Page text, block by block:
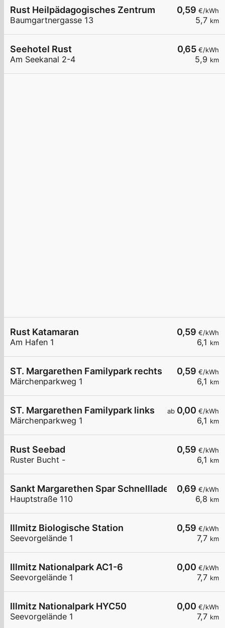
0,59 €/kWh
5,7 km
Rust Heilpädagogisches Zentrum
Baumgartnergasse 13
0,65 €/kWh
5,9 km
Seehotel Rust
Am Seekanal 2-4
0,59 €/kWh
6,1 km
Rust Katamaran
Am Hafen 1
0,59 €/kWh
6,1 km
ST. Margarethen Familypark rechts
Märchenparkweg 1
ab 0,00 €/kWh
6,1 km
ST. Margarethen Familypark links
Märchenparkweg 1
0,59 €/kWh
6,1 km
Rust Seebad
Ruster Bucht -
0,69 €/kWh
6,8 km
Sankt Margarethen Spar Schnelllader DC150
Hauptstraße 110
0,59 €/kWh
7,7 km
Illmitz Biologische Station
Seevorgelände 1
0,00 €/kWh
7,7 km
Illmitz Nationalpark AC1-6
Seevorgelände 1
0,00 €/kWh
7,7 km
Illmitz Nationalpark HYC50
Seevorgelände 1